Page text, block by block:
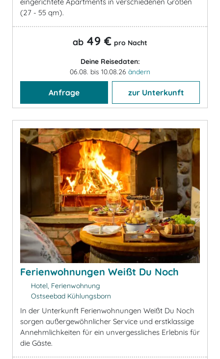
(27 - 55 qm).
ab 49 € pro Nacht
Deine Reisedaten:
06.08. bis 10.08.26 ändern
Anfrage zur Unterkunft
Ferienwohnungen Weißt Du Noch
Hotel, Ferienwohnung
Ostseebad Kühlungsborn
In der Unterkunft Ferienwohnungen Weißt Du Noch
sorgen außergewöhnlicher Service und erstklassige
Annehmlichkeiten für ein unvergessliches Erlebnis für
die Gäste.